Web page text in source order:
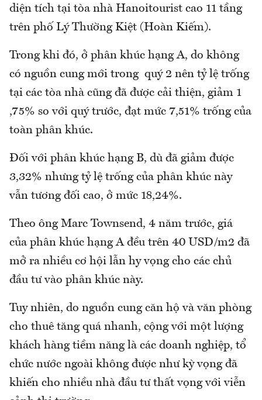
diện tích tại tòa nhà Hanoitourist cao 11 tầng
trên phố Lý Thường Kiệt (Hoàn Kiếm).
Trong khi đó, ở phân khúc hạng A, do không
có nguồn cung mới trong quý 2 nên tỷ lệ trống
tại các tòa nhà cũng đã được cải thiện, giảm 1
,75% so với quý trước, đạt mức 7,51% trống của
toàn phân khúc.
Đối với phân khúc hạng B, dù đã giảm được
3,32% nhưng tỷ lệ trống của phân khúc này
vẫn tương đối cao, ở mức 18,24%.
Theo ông Marc Townsend, 4 năm trước, giá
của phân khúc hạng A đều trên 40 USD/m2 đã
mở ra nhiều cơ hội lẫn hy vọng cho các chủ
đầu tư vào phân khúc này.
Tuy nhiên, do nguồn cung căn hộ và văn phòng
cho thuê tăng quá nhanh, cộng với một lượng
khách hàng tiềm năng là các doanh nghiệp, tổ
chức nước ngoài không được như kỳ vọng đã
khiến cho nhiều nhà đầu tư thất vọng với viễn